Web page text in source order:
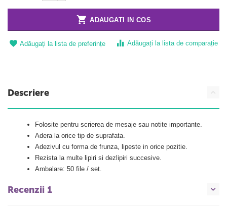
ADAUGATI IN COS
Adăugați la lista de preferințe Adăugați la lista de comparație
Descriere
Folosite pentru scrierea de mesaje sau notite importante.
Adera la orice tip de suprafata.
Adezivul cu forma de frunza, lipeste in orice pozitie.
Rezista la multe lipiri si dezlipiri succesive.
Ambalare: 50 file / set.
Recenzii 1